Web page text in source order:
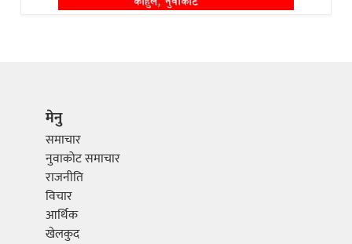
मेनु
समाचार
नुवाकोट समाचार
राजनीति
विचार
आर्थिक
खेलकुद